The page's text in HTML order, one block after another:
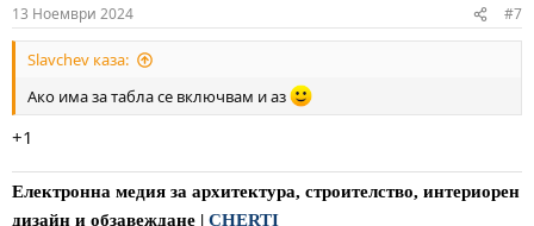
13 Ноември 2024 #7
Slavchev каза:
Ако има за табла се включвам и аз
+1
Електронна медия за архитектура, строителство, интериорен
дизайн и обзавеждане | CHERTI